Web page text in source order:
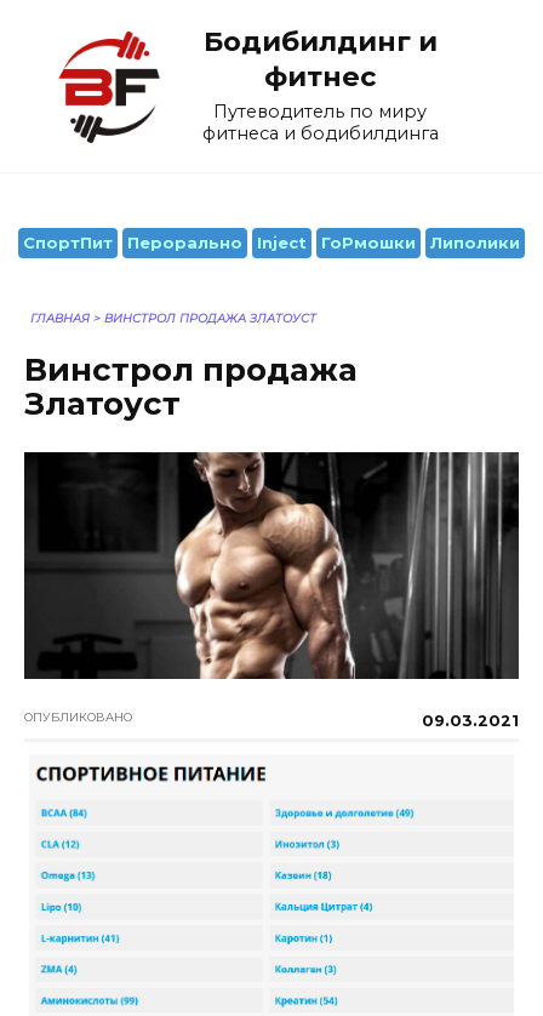
содержанию
Бодибилдинг и
фитнес
Путеводитель по миру
фитнеса и бодибилдинга
СпортПит Перорально Inject ГоРмошки Липолики
ГЛАВНАЯ > ВИНСТРОЛ ПРОДАЖА ЗЛАТОУСТ
Винстрол продажа
Златоуст
ОПУБЛИКОВАНО 09.03.2021